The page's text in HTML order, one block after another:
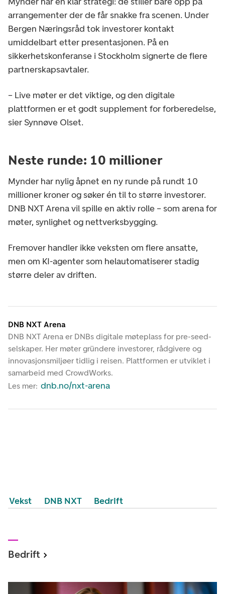
arrangementer der de får snakke fra scenen. Under
Bergen Næringsråd tok investorer kontakt
umiddelbart etter presentasjonen. På en
sikkerhetskonferanse i Stockholm signerte de flere
partnerskapsavtaler.
– Live møter er det viktige, og den digitale
plattformen er et godt supplement for forberedelse,
sier Synnøve Olset.
Neste runde: 10 millioner
Mynder har nylig åpnet en ny runde på rundt 10
millioner kroner og søker én til to større investorer.
DNB NXT Arena vil spille en aktiv rolle – som arena for
møter, synlighet og nettverksbygging.
Fremover handler ikke veksten om flere ansatte,
men om KI-agenter som helautomatiserer stadig
større deler av driften.
DNB NXT Arena
DNB NXT Arena er DNBs digitale møteplass for pre-seed-
selskaper. Her møter gründere investorer, rådgivere og
innovasjonsmiljøer tidlig i reisen. Plattformen er utviklet i
samarbeid med CrowdWorks.
Les mer: dnb.no/nxt-arena
Vekst DNB NXT Bedrift
Bedrift